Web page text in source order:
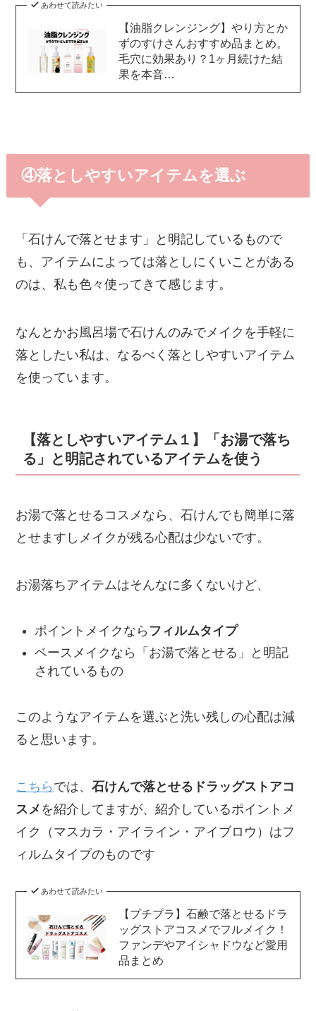
あわせて読みたい
【油脂クレンジング】やり方とか
ずのすけさんおすすめ品まとめ。
毛穴に効果あり？1ヶ月続けた結
果を本音…
④落としやすいアイテムを選ぶ
「石けんで落とせます」と明記しているもので
も、アイテムによっては落としにくいことがある
のは、私も色々使ってきて感じます。
なんとかお風呂場で石けんのみでメイクを手軽に
落としたい私は、なるべく落としやすいアイテム
を使っています。
【落としやすいアイテム１】「お湯で落ち
る」と明記されているアイテムを使う
お湯で落とせるコスメなら、石けんでも簡単に落
とせますしメイクが残る心配は少ないです。
お湯落ちアイテムはそんなに多くないけど、
ポイントメイクなら フィルムタイプ
ベースメイクなら「お湯で落とせる」と明記
されているもの
このようなアイテムを選ぶと洗い残しの心配は減
ると思います。
こちら では、石けんで落とせるドラッグストアコ
スメ を紹介してますが、紹介しているポイントメ
イク（マスカラ・アイライン・アイブロウ）はフ
ィルムタイプのものです
あわせて読みたい
【プチプラ】石鹸で落とせるドラ
ッグストアコスメでフルメイク！
ファンデやアイシャドウなど愛用
品まとめ